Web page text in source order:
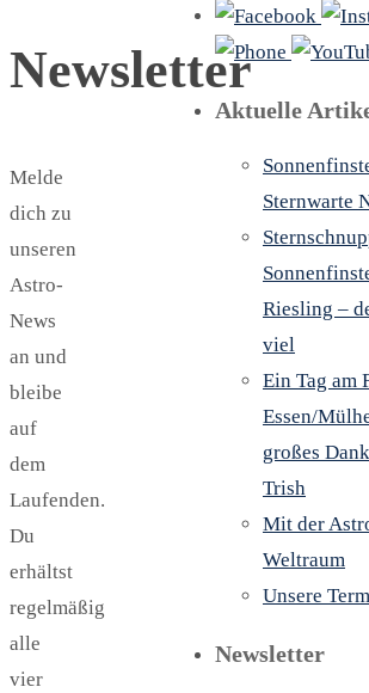
Newsletter
Melde
dich zu
unseren
Astro-
News
an und
bleibe
auf
dem
Laufenden.
Du
erhältst
regelmäßig
alle
vier
Aktuelle
Sternwarte
Riesling –
viel
Ein Tag am
Essen/
großes
Trish
Mit der
Weltraum
Unsere
Newsletter